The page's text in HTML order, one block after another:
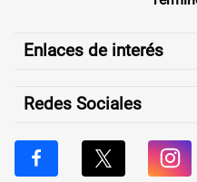
Enlaces de interés
Redes Sociales